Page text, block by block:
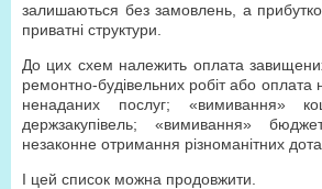
залишаються без замовлень, а
приватні структури.
До цих схем належить оплата завищених
ремонтно-будівельних робіт або оплата
ненаданих послуг; «вимивання»
держзакупівель; «вимивання»
незаконне отримання різноманітних
І цей список можна продовжити.